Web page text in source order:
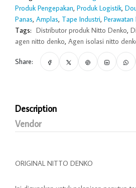
Produk Pengepakan, Produk Logistik,
Panas, Amplas, Tape Industri, Perawatan
Tags: Distributor produk Nitto Denko,
agen nitto denko, Agen isolasi nitto
Share:
Description
Vendor
ORIGINAL NITTO DENKO